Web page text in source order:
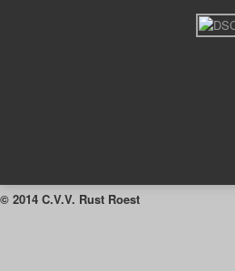
© 2014 C.V.V. Rust Roest